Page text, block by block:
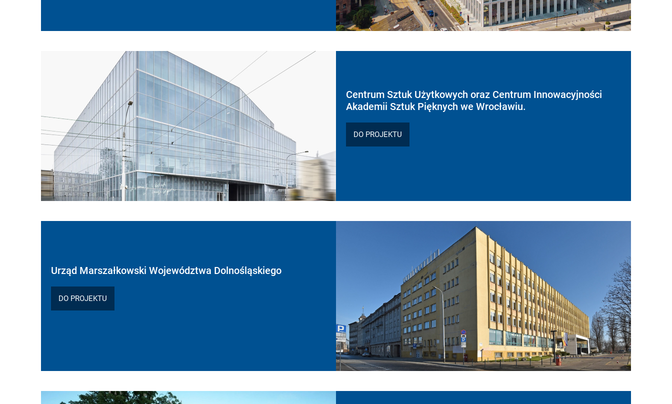
Centrum Sztuk Użytkowych oraz Centrum Innowacyjności
Akademii Sztuk Pięknych we Wrocławiu.
DO PROJEKTU
Urząd Marszałkowski Województwa Dolnośląskiego
DO PROJEKTU